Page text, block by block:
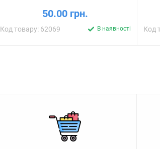
50.00 грн.
Код товару: 62069 В наявності Код